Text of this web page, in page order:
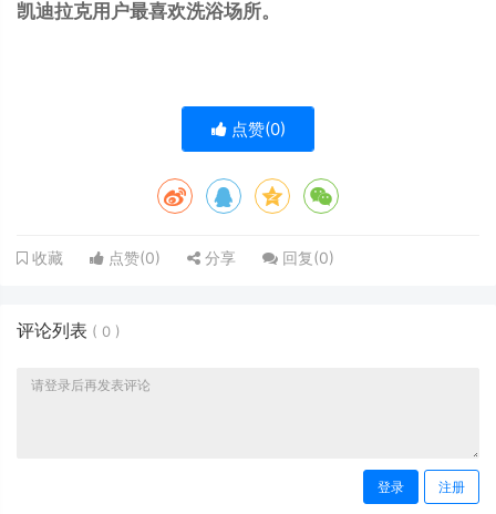
凯迪拉克用户最喜欢洗浴场所。
点赞(0)
收藏 点赞(0) 分享 回复(0)
评论列表 ( 0 )
登录 注册